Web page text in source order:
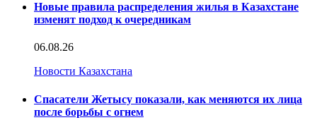
Новые правила распределения жилья в Казахстане
изменят подход к очередникам
06.08.26
Новости Казахстана
Спасатели Жетысу показали, как меняются их лица
после борьбы с огнем